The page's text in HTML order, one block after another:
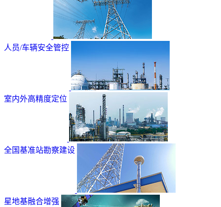
人员/车辆安全管控
室内外高精度定位
全国基准站勘察建设
星地基融合增强